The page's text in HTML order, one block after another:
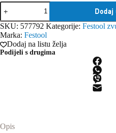
Festool
Zaštita
sluha
GHS
25
I
količina
Dodaj
SKU: 577792 Kategorije: Festool
Marka: Festool
Dodaj na listu želja
Podijeli s drugima
Opis